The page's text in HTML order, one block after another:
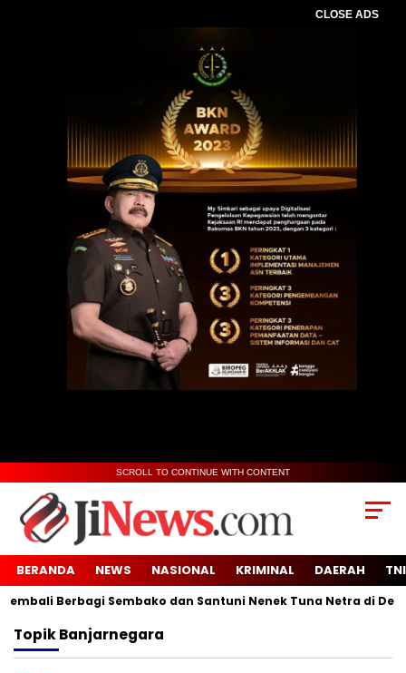
CLOSE ADS
SCROLL TO CONTINUE WITH CONTENT
BERANDA NEWS NASIONAL KRIMINAL DAERAH
Berbagi Sembako dan Santuni Nenek Tuna Netra di Desa
TopikBanjarnegara